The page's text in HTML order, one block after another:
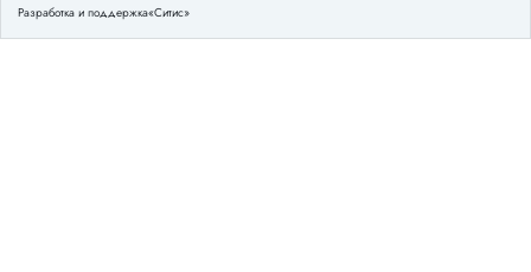
Разработка и поддержка«Ситис»